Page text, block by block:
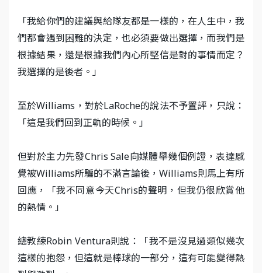
「我給你們的建議與給隊友都是一樣的，在人生中，我
們都會遇到困難的決定，也必須要做出選擇，而我們是
根據結果，還是根據我們內心所堅信是對的事情而定？
我選擇的是後者。」
至於Williams，對於LaRoche的說法不予置評，只說：
「這是我們回到正軌的時候。」
但對於主力先發Chris Sale向媒體舉幾個例證，表達感
覺被Williams所騙的不滿言論後，Williams則馬上有所
回應，「我不同意今天Chris的聲明，但我仍很欣賞他
的熱情。」
總教練Robin Ventura則說：「我不是沒見過類似幾次
這樣的抱怨，但這就是棒球的一部分，這有可能變得熱